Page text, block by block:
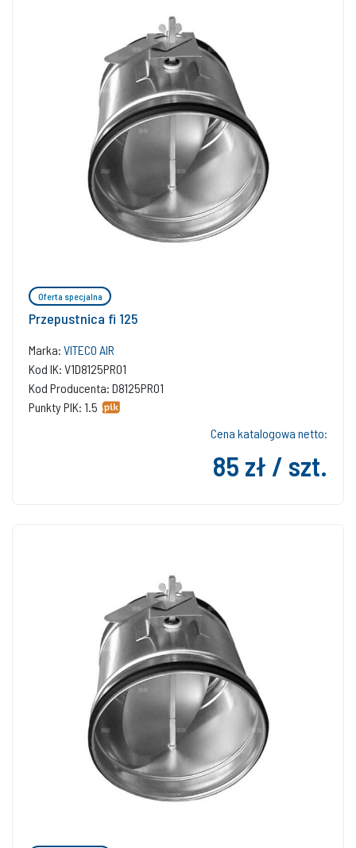
Oferta specjalna
Przepustnica fi 125
Marka: VITECO AIR
Kod IK: V1D8125PR01
Kod Producenta: D8125PR01
Punkty PIK: 1.5
Cena katalogowa netto:
85 zł / szt.